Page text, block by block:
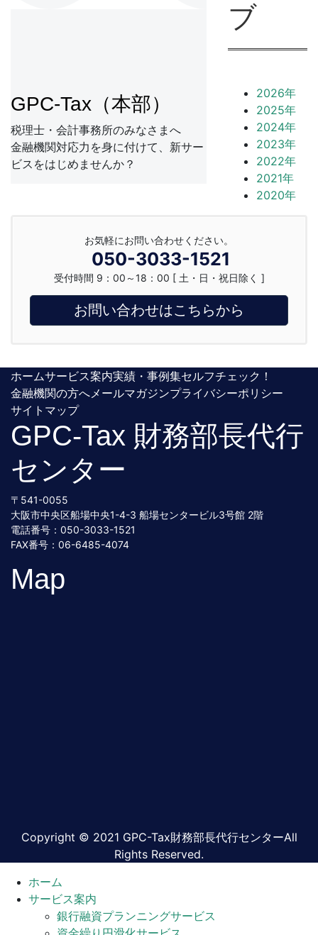
GPC-Tax（本部）
税理士・会計事務所のみなさまへ
金融機関対応力を身に付けて、新サー
ビスをはじめませんか？
ブ
2026年
2025年
2024年
2023年
2022年
2021年
2020年
お気軽にお問い合わせください。
050-3033-1521
受付時間 9：00～18：00 [ 土・日・祝日除く ]
お問い合わせはこちらから
ホームサービス案内実績・事例集セルフチェック！
金融機関の方へメールマガジンプライバシーポリシー
サイトマップ
GPC-Tax 財務部長代行
センター
〒541-0055
大阪市中央区船場中央1-4-3 船場センタービル3号館 2階
電話番号：050-3033-1521
FAX番号：06-6485-4074
Map
Copyright © 2021 GPC-Tax財務部長代行センターAll
Rights Reserved.
ホーム
サービス案内
銀行融資プランニングサービス